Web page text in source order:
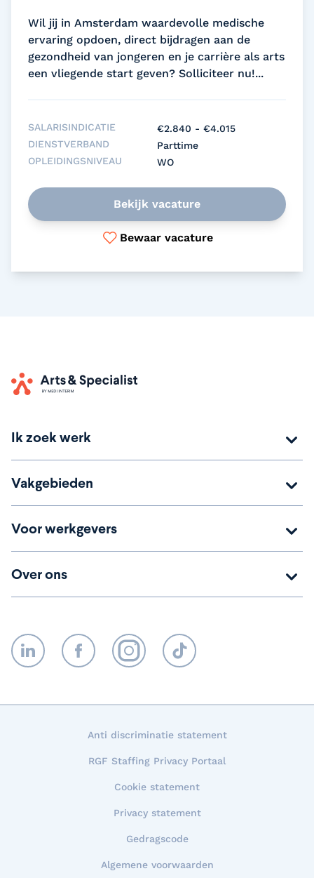
Wil jij in Amsterdam waardevolle medische
ervaring opdoen, direct bijdragen aan de
gezondheid van jongeren en je carrière als arts
een vliegende start geven? Solliciteer nu!...
SALARISINDICATIE
€2.840 - €4.015
DIENSTVERBAND
Parttime
OPLEIDINGSNIVEAU
WO
Bekijk vacature
Bewaar vacature
Home
Ik zoek werk
Vakgebieden
Voor werkgevers
Over ons
LinkedIn FacebookInstagramTikTok
Anti discriminatie statement
RGF Staffing Privacy Portaal
Cookie statement
Privacy statement
Gedragscode
Algemene voorwaarden